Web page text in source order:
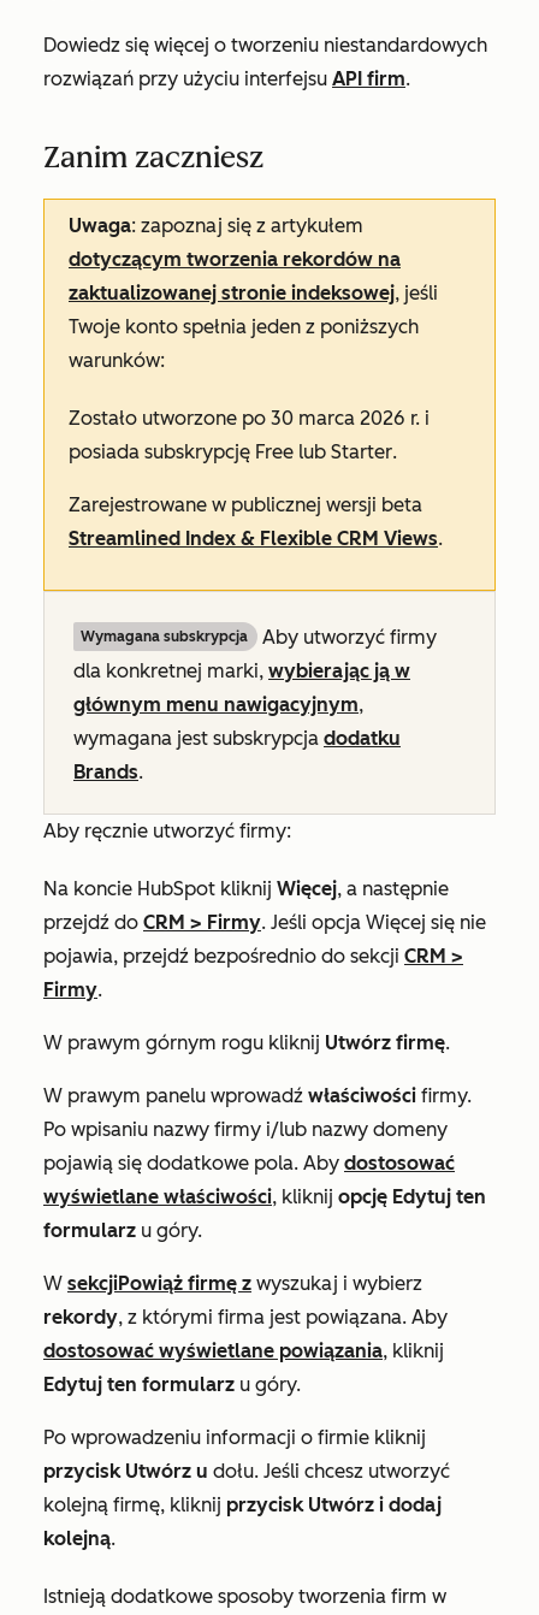
Dowiedz się więcej o tworzeniu niestandardowych
rozwiązań przy użyciu interfejsu API firm.
Zanim zaczniesz
Uwaga: zapoznaj się z artykułem
dotyczącym tworzenia rekordów na
zaktualizowanej stronie indeksowej, jeśli
Twoje konto spełnia jeden z poniższych
warunków:
Zostało utworzone po 30 marca 2026 r. i
posiada subskrypcję Free lub Starter.
Zarejestrowane w publicznej wersji beta
Streamlined Index & Flexible CRM Views.
Wymagana subskrypcja
Aby utworzyć firmy
dla konkretnej marki, wybierając ją w
głównym menu nawigacyjnym,
wymagana jest subskrypcja dodatku
Brands.
Aby ręcznie utworzyć firmy:
Na koncie HubSpot kliknij Więcej, a następnie
przejdź do CRM > Firmy. Jeśli opcja Więcej się nie
pojawia, przejdź bezpośrednio do sekcji CRM >
Firmy.
W prawym górnym rogu kliknij Utwórz firmę.
W prawym panelu wprowadź właściwości firmy.
Po wpisaniu nazwy firmy i/lub nazwy domeny
pojawią się dodatkowe pola. Aby dostosować
wyświetlane właściwości, kliknij opcję Edytuj ten
formularz u góry.
W sekcjiPowiąż firmę z wyszukaj i wybierz
rekordy, z którymi firma jest powiązana. Aby
dostosować wyświetlane powiązania, kliknij
Edytuj ten formularz u góry.
Po wprowadzeniu informacji o firmie kliknij
przycisk Utwórz u dołu. Jeśli chcesz utworzyć
kolejną firmę, kliknij przycisk Utwórz i dodaj
kolejną.
Istnieją dodatkowe sposoby tworzenia firm w